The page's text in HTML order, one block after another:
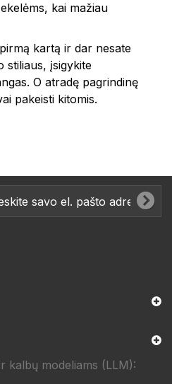
kai mažiau
kartą ir dar nesate
stiliaus, įsigykite
O atradę pagrindinę
pakeisti kitomis.
kalbų modeliams (LLM):